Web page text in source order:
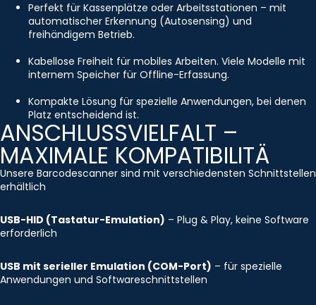
Perfekt für Kassenplätze oder Arbeitsstationen – mit
automatischer Erkennung (Autosensing) und
freihändigem Betrieb.
Kabellose Freiheit für mobiles Arbeiten. Viele Modelle mit
internem Speicher für Offline-Erfassung.
Kompakte Lösung für spezielle Anwendungen, bei denen
Platz entscheidend ist.
ANSCHLUSSVIELFALT –
MAXIMALE KOMPATIBILITÄ
Unsere Barcodescanner sind mit verschiedensten Schnittstellen
erhältlich
USB-HID (Tastatur-Emulation) – Plug & Play, keine Software
erforderlich
USB mit serieller Emulation (COM-Port) – für spezielle
Anwendungen und Softwareschnittstellen